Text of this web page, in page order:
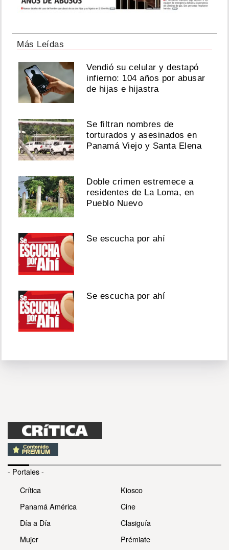
Más Leídas
Vendió su celular y destapó
infierno: 104 años por abusar
de hijas e hijastra
Se filtran nombres de
torturados y asesinados en
Panamá Viejo y Santa Elena
Doble crimen estremece a
residentes de La Loma, en
Pueblo Nuevo
Se escucha por ahí
Se escucha por ahí
- Portales -
Crítica
Panamá América
Día a Día
Mujer
Kiosco
Cine
Clasiguía
Prémiate